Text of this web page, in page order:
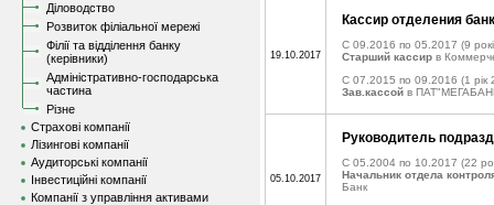
Діловодство
Розвиток філіальної мережі
Філії та відділення банку
(керівники)
Адміністративно-господарська
частина
Різне
Страхові компанії
Лізингові компанії
Аудиторські компанії
Інвестиційні компанії
Компанії з управління активами
19.10.2017
Кассир отделения
C 09.2016 по 05.2017 (9
Старший кассир в
C 07.2015 по 09.2016 (1 рік
Зав.кассой в
05.10.2017
Руководитель
C 05.2004 по 10.2017 (22
Начальник отдела
Банк